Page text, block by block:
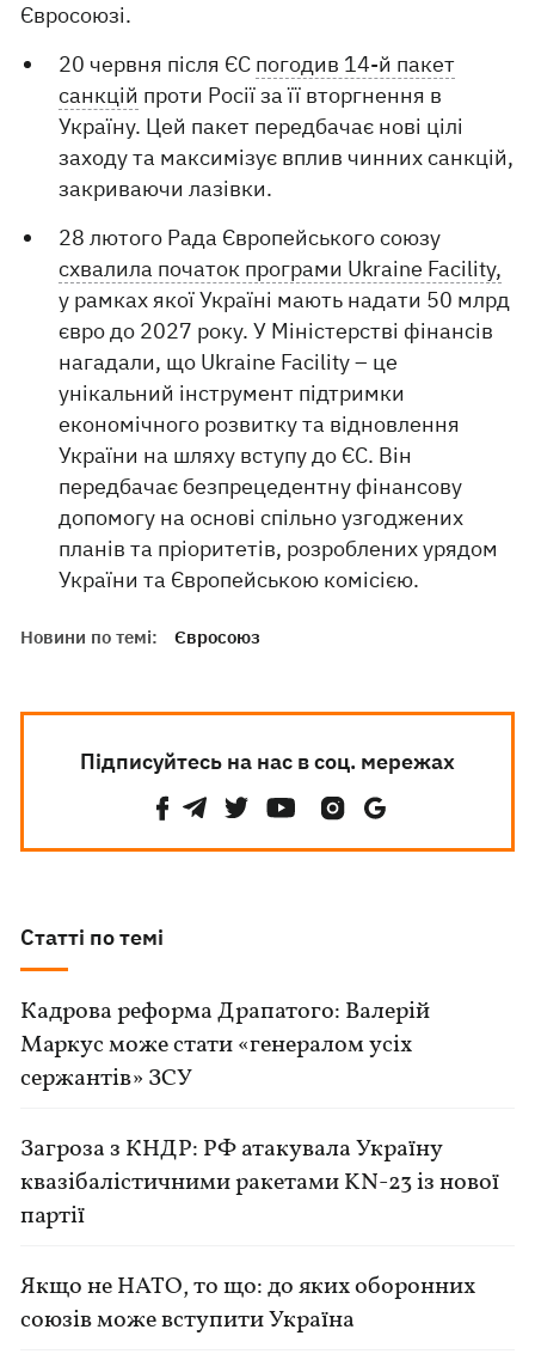
Євросоюзі.
20 червня після ЄС погодив 14-й пакет
санкцій проти Росії за її вторгнення в
Україну. Цей пакет передбачає нові цілі
заходу та максимізує вплив чинних санкцій,
закриваючи лазівки.
28 лютого Рада Європейського союзу
схвалила початок програми Ukraine Facility,
у рамках якої Україні мають надати 50 млрд
євро до 2027 року. У Міністерстві фінансів
нагадали, що Ukraine Facility – це
унікальний інструмент підтримки
економічного розвитку та відновлення
України на шляху вступу до ЄС. Він
передбачає безпрецедентну фінансову
допомогу на основі спільно узгоджених
планів та пріоритетів, розроблених урядом
України та Європейською комісією.
Новини по темі: Євросоюз
Підписуйтесь на нас в соц. мережах
Статті по темі
Кадрова реформа Драпатого: Валерій
Маркус може стати «генералом усіх
сержантів» ЗСУ
Загроза з КНДР: РФ атакувала Україну
квазібалістичними ракетами KN-23 із нової
партії
Якщо не НАТО, то що: до яких оборонних
союзів може вступити Україна